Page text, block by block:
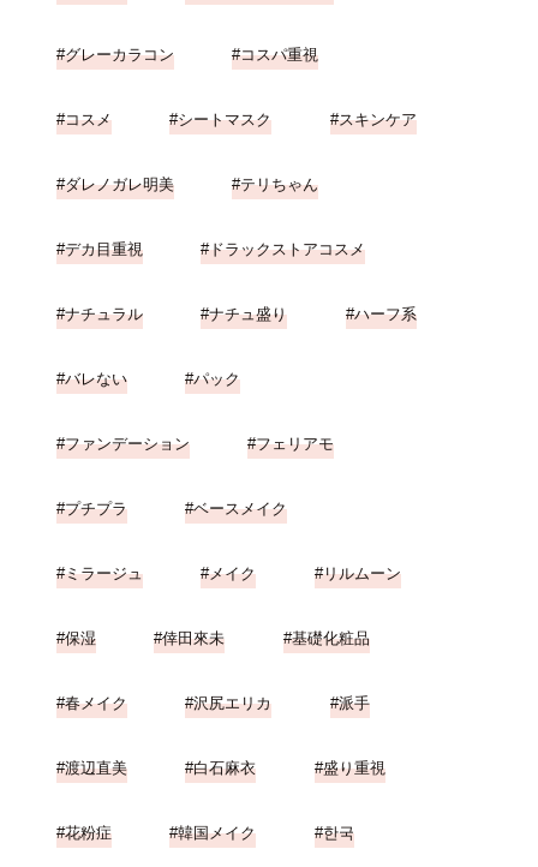
グレーカラコン コスパ重視
コスメ シートマスク スキンケア
ダレノガレ明美 テリちゃん
デカ目重視 ドラックストアコスメ
ナチュラル ナチュ盛り ハーフ系
バレない パック
ファンデーション フェリアモ
プチプラ ベースメイク
ミラージュ メイク リルムーン
保湿 倖田來未 基礎化粧品
春メイク 沢尻エリカ 派手
渡辺直美 白石麻衣 盛り重視
花粉症 韓国メイク 한국